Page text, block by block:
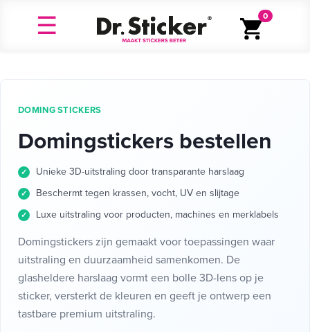
0
DOMING STICKERS
Domingstickers bestellen
Unieke 3D-uitstraling door transparante harslaag
Beschermt tegen krassen, vocht, UV en slijtage
Luxe uitstraling voor producten, machines en merklabels
Domingstickers zijn gemaakt voor toepassingen waar
uitstraling en duurzaamheid samenkomen. De
glasheldere harslaag vormt een bolle 3D-lens op je
sticker, versterkt de kleuren en geeft je ontwerp een
tastbare premium uitstraling.